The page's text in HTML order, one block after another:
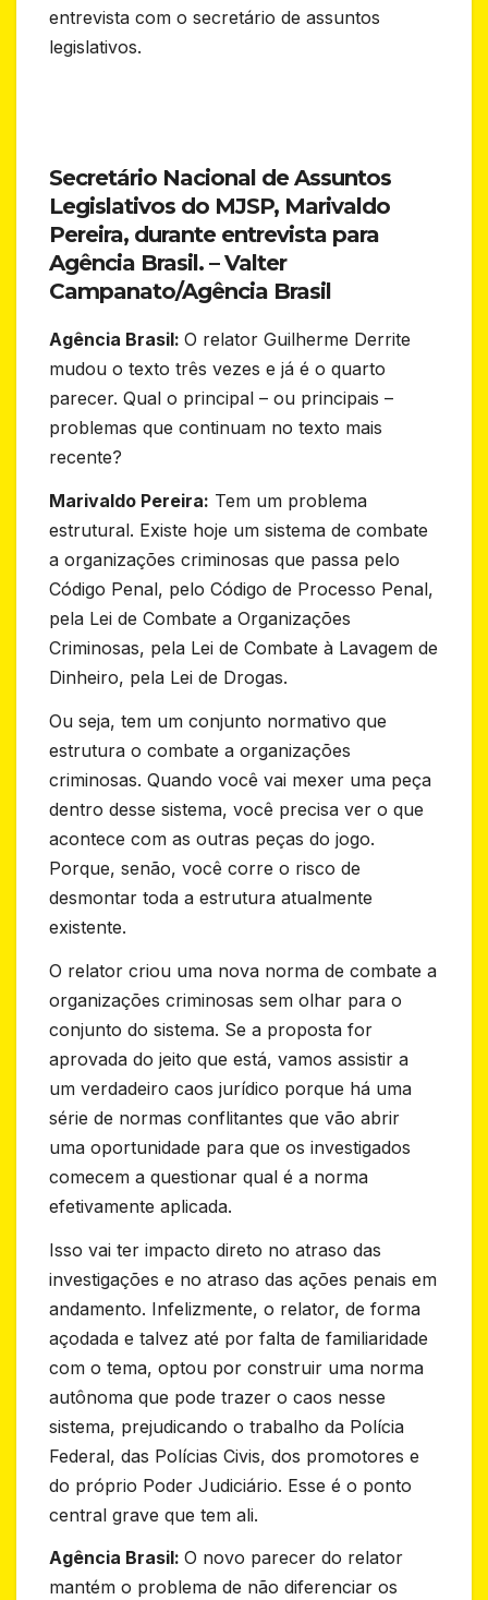
entrevista com o secretário de assuntos
legislativos.
Secretário Nacional de Assuntos
Legislativos do MJSP, Marivaldo
Pereira, durante entrevista para
Agência Brasil. –Valter
Campanato/Agência Brasil
Agência Brasil: O relator Guilherme Derrite
mudou o texto três vezes e já é o quarto
parecer. Qual o principal – ou principais –
problemas que continuam no texto mais
recente?
Marivaldo Pereira: Tem um problema
estrutural. Existe hoje um sistema de combate
a organizações criminosas que passa pelo
Código Penal, pelo Código de Processo Penal,
pela Lei de Combate a Organizações
Criminosas, pela Lei de Combate à Lavagem de
Dinheiro, pela Lei de Drogas.
Ou seja, tem um conjunto normativo que
estrutura o combate a organizações
criminosas. Quando você vai mexer uma peça
dentro desse sistema, você precisa ver o que
acontece com as outras peças do jogo.
Porque, senão, você corre o risco de
desmontar toda a estrutura atualmente
existente.
O relator criou uma nova norma de combate a
organizações criminosas sem olhar para o
conjunto do sistema. Se a proposta for
aprovada do jeito que está, vamos assistir a
um verdadeiro caos jurídico porque há uma
série de normas conflitantes que vão abrir
uma oportunidade para que os investigados
comecem a questionar qual é a norma
efetivamente aplicada.
Isso vai ter impacto direto no atraso das
investigações e no atraso das ações penais em
andamento. Infelizmente, o relator, de forma
açodada e talvez até por falta de familiaridade
com o tema, optou por construir uma norma
autônoma que pode trazer o caos nesse
sistema, prejudicando o trabalho da Polícia
Federal, das Polícias Civis, dos promotores e
do próprio Poder Judiciário. Esse é o ponto
central grave que tem ali.
Agência Brasil: O novo parecer do relator
mantém o problema de não diferenciar os